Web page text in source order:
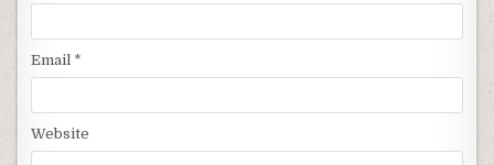
Email *
Website